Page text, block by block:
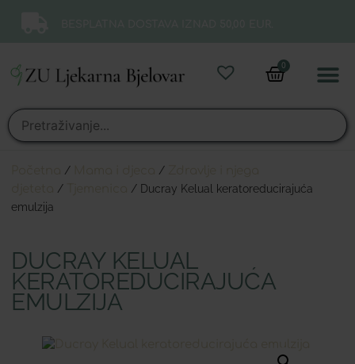
0
/ /
/
/ Ducray Kelual keratoreducirajuća
emulzija
DUCRAY KELUAL
KERATOREDUCIRAJUĆA
EMULZIJA